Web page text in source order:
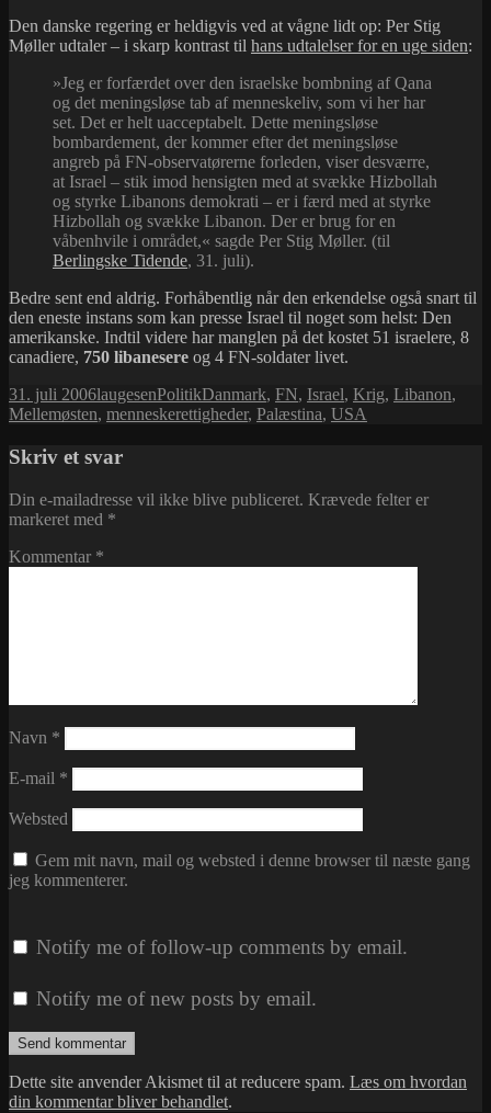
Den danske regering er heldigvis ved at vågne lidt op: Per Stig
Møller udtaler – i skarp kontrast til hans udtalelser for en uge siden:
»Jeg er forfærdet over den israelske bombning af Qana
og det meningsløse tab af menneskeliv, som vi her har
set. Det er helt uacceptabelt. Dette meningsløse
bombardement, der kommer efter det meningsløse
angreb på FN-observatørerne forleden, viser desværre,
at Israel – stik imod hensigten med at svække Hizbollah
og styrke Libanons demokrati – er i færd med at styrke
Hizbollah og svække Libanon. Der er brug for en
våbenhvile i området,« sagde Per Stig Møller. (til
Berlingske Tidende, 31. juli).
Bedre sent end aldrig. Forhåbentlig når den erkendelse også snart til
den eneste instans som kan presse Israel til noget som helst: Den
amerikanske. Indtil videre har manglen på det kostet 51 israelere, 8
canadiere, 750 libanesere og 4 FN-soldater livet.
Udgivet
i
31. juli 2006Forfatter
laugesenKategorier
PolitikTags
Danmark, FN, Israel, Krig, Libanon,
Mellemøsten, menneskerettigheder, Palæstina, USA
Skriv et svar
Din e-mailadresse vil ikke blive publiceret. Krævede felter er
markeret med *
Kommentar *
Navn *
E-mail *
Websted
Gem mit navn, mail og websted i denne browser til næste gang
jeg kommenterer.
Notify me of follow-up comments by email.
Notify me of new posts by email.
Dette site anvender Akismet til at reducere spam. Læs om hvordan
din kommentar bliver behandlet.